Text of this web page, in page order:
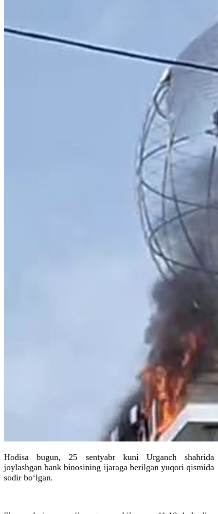
Hodisa bugun, 25 sentyabr kuni Urganch shahrida
joylashgan bank binosining ijaraga berilgan yuqori qismida
sodir bo‘lgan.